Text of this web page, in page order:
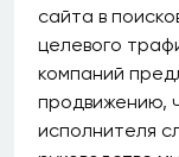
сайта в
целевого
компаний
продвижению,
исполнителя